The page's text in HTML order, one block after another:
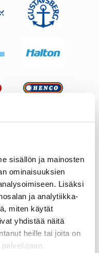
sisällön ja mainosten
ominaisuuksien
Lisäksi
ja analytiikka-
miten käytät
yhdistää näitä
heille tai joita on